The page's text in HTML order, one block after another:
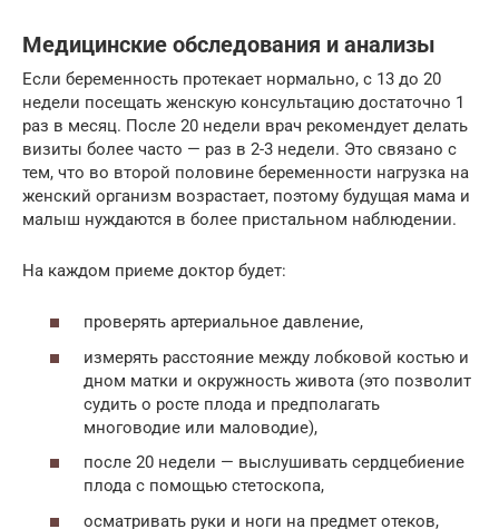
Медицинские обследования и анализы
Если беременность протекает нормально, с 13 до 20
недели посещать женскую консультацию достаточно 1
раз в месяц. После 20 недели врач рекомендует делать
визиты более часто — раз в 2-3 недели. Это связано с
тем, что во второй половине беременности нагрузка на
женский организм возрастает, поэтому будущая мама и
малыш нуждаются в более пристальном наблюдении.
На каждом приеме доктор будет:
проверять артериальное давление,
измерять расстояние между лобковой костью и
дном матки и окружность живота (это позволит
судить о росте плода и предполагать
многоводие или маловодие),
после 20 недели — выслушивать сердцебиение
плода с помощью стетоскопа,
осматривать руки и ноги на предмет отеков,